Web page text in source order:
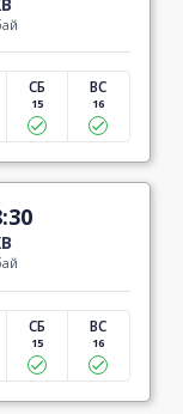
СБ
15
ВС
16
СБ
15
ВС
16